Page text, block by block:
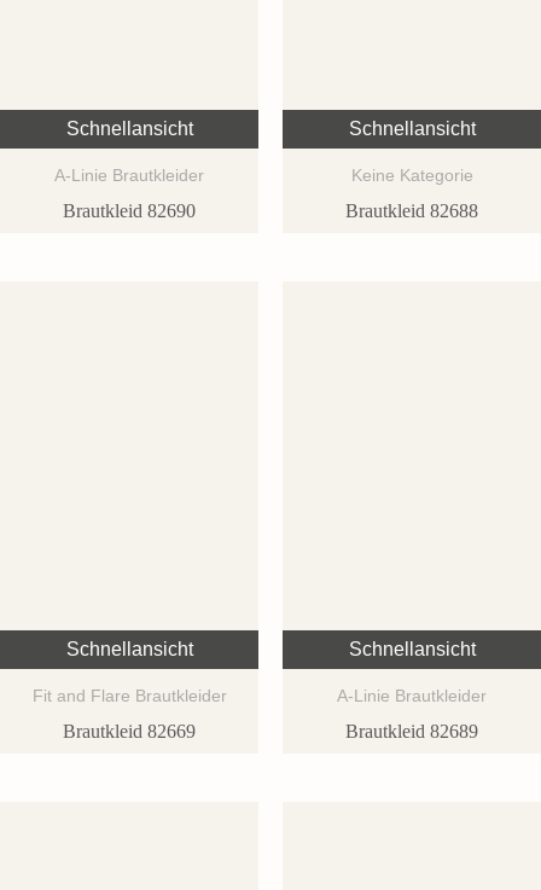
Schnellansicht
A-Linie Brautkleider
Brautkleid 82690
Schnellansicht
Keine Kategorie
Brautkleid 82688
Schnellansicht
Fit and Flare Brautkleider
Brautkleid 82669
Schnellansicht
A-Linie Brautkleider
Brautkleid 82689